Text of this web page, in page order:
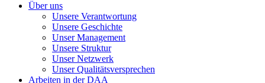
Über uns
Unsere Verantwortung
Unsere Geschichte
Unser Management
Unsere Struktur
Unser Netzwerk
Unser Qualitätsversprechen
Arbeiten in der DAA